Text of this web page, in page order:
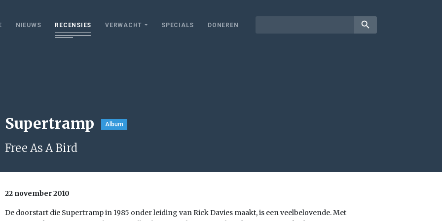
NIEUWS RECENSIES VERWACHT SPECIALS DONEREN search
Supertramp Album
Free As A Bird
22 november 2010
De doorstart die Supertramp in 1985 onder leiding van Rick Davies maakt, is een veelbelovende. Met